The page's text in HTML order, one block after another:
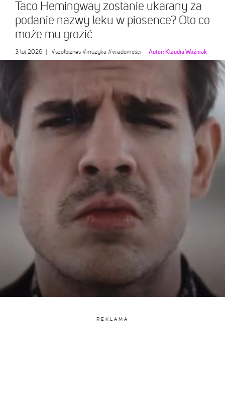
Taco Hemingway zostanie ukarany za
podanie nazwy leku w piosence? Oto co
może mu grozić
3 lut 2026 #szołbiznes #muzyka #wiadomości Autor: Klaudia Woźniak
REKLAMA